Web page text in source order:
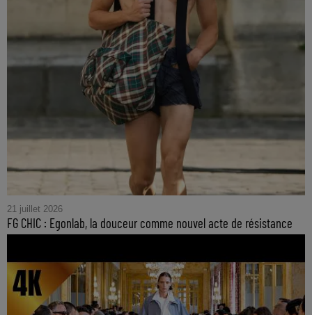
21 juillet 2026
FG CHIC : Egonlab, la douceur comme nouvel acte de résistance